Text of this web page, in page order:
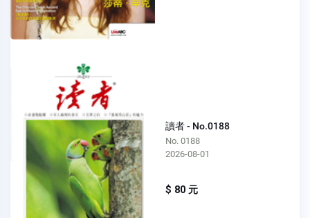
讀者 - No.0188
No. 0188
2026-08-01
$ 80 元